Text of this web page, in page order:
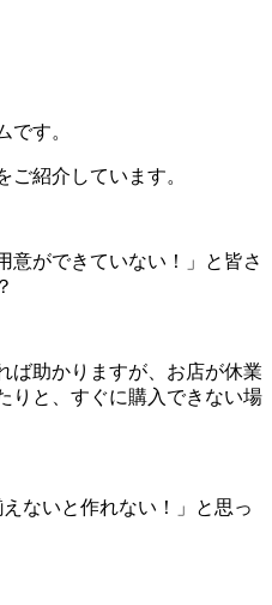
です。
紹介しています。
意ができていない！」と皆さ
ば助かりますが、お店が休業
りと、すぐに購入できない場
ないと作れない！」と思っ